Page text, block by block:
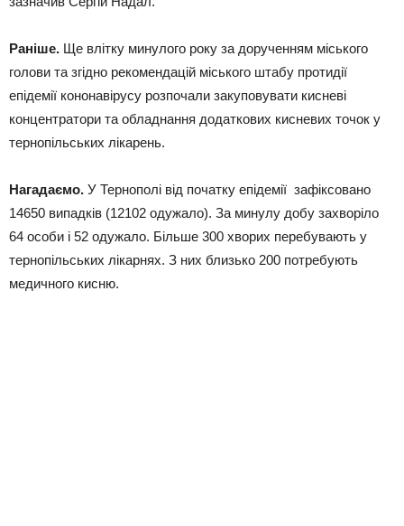
Раніше. Ще влітку минулого року за дорученням міського
голови та згідно рекомендацій міського штабу протидії
епідемії кононавірусу розпочали закуповувати кисневі
концентратори та обладнання додаткових кисневих точок у
тернопільських лікарень.
Нагадаємо. У Тернополі від початку епідемії зафіксовано
14650 випадків (12102 одужало). За минулу добу захворіло
64 особи і 52 одужало. Більше 300 хворих перебувають у
тернопільських лікарнях. З них близько 200 потребують
медичного кисню.